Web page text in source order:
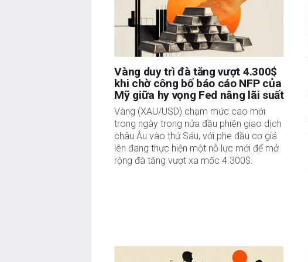
Vàng duy trì đà tăng vượt 4.300$
khi chờ công bố báo cáo NFP của
Mỹ giữa hy vọng Fed nâng lãi suất
Vàng (XAU/USD) chạm mức cao mới
trong ngày trong nửa đầu phiên giao dịch
châu Âu vào thứ Sáu, với phe đầu cơ giá
lên đang thực hiện một nỗ lực mới để mở
rộng đà tăng vượt xa mốc 4.300$.